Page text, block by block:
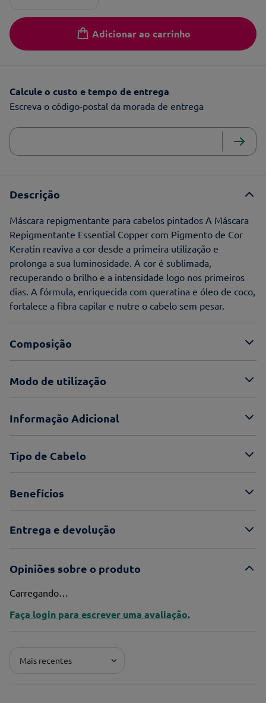
Adicionar ao carrinho
Calcule o custo e tempo de entrega
Escreva o código-postal da morada de entrega
Descrição
Máscara repigmentante para cabelos pintados A Máscara
Repigmentante Essential Copper com Pigmento de Cor
Keratin reaviva a cor desde a primeira utilização e
prolonga a sua luminosidade. A cor é sublimada,
recuperando o brilho e a intensidade logo nos primeiros
dias. A fórmula, enriquecida com queratina e óleo de coco,
fortalece a fibra capilar e nutre o cabelo sem pesar.
Composição
Modo de utilização
Informação Adicional
Tipo de Cabelo
Benefícios
Entrega e devolução
Opiniões sobre o produto
Carregando…
Faça login para escrever uma avaliação.
Mais recentes